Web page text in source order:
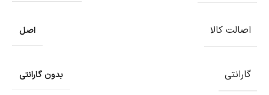
اصالت کالا اصل
گارانتی بدون گارانتی